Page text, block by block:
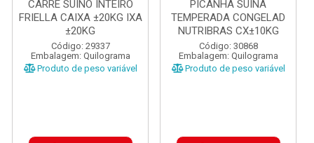
CARRE SUINO INTEIRO
FRIELLA CAIXA ±20KG IXA
±20KG
Código: 29337
Embalagem: Quilograma
Produto de peso variável
PICANHA SUINA
TEMPERADA CONGELAD
NUTRIBRAS CX±10KG
Código: 30868
Embalagem: Quilograma
Produto de peso variável